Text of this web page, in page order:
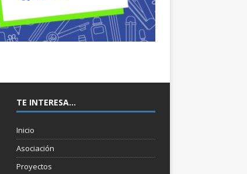
TE INTERESA…
Inicio
Asociación
Proyectos